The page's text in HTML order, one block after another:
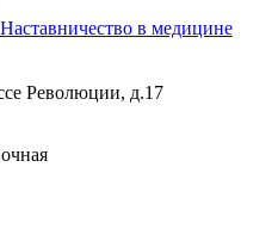
Наставничество в медицине
Революции, д.17